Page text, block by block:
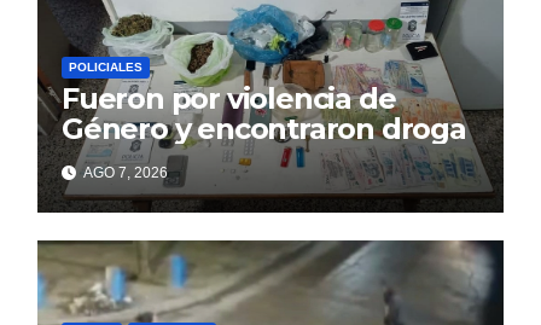
POLICIALES
Fueron por violencia de
Género y encontraron droga
AGO 7, 2026